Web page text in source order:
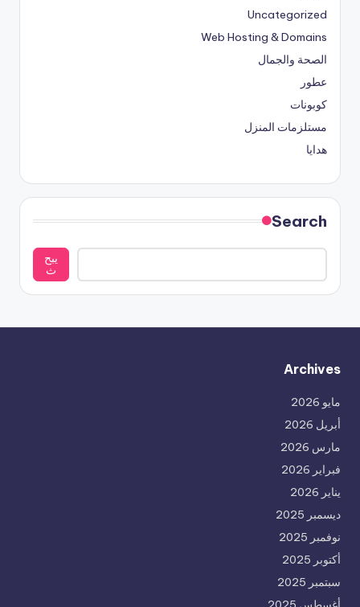
Uncategorized
Web Hosting & Domains
الصحة والجمال
عطور
كوبونات
مستلزمات المنزل
هدايا
Search
يبح
ث
Archives
مايو 2026
أبريل 2026
مارس 2026
فبراير 2026
يناير 2026
ديسمبر 2025
نوفمبر 2025
أكتوبر 2025
سبتمبر 2025